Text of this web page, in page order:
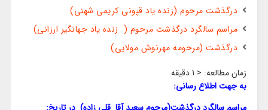
درگذشت مرحوم (زنده یاد قپونی کریمی شهنی)
مراسم سالگرد درگذشت مرحوم ( زنده یاد جهانگیر ارزانی)
درگذشت (مرحومه مهرنوش مولایی)
زمان مطالعه: < 1 دقیقه
به جهت اطلاع رسانی: